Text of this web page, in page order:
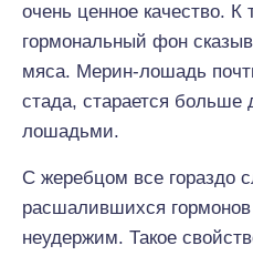
очень ценное качество.
гормональный фон
мяса. Мерин-лошадь
стада, старается больше
лошадьми.
С жеребцом все гораздо
расшалившихся гормонов
неудержим. Такое